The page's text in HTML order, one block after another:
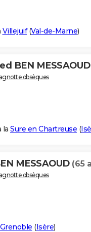
Villejuif(Val-de-Marne)
BEN MESSAOUD
obsèques
la Sure en Chartreuse (
MESSAOUD (65
obsèques
Grenoble (Isère)